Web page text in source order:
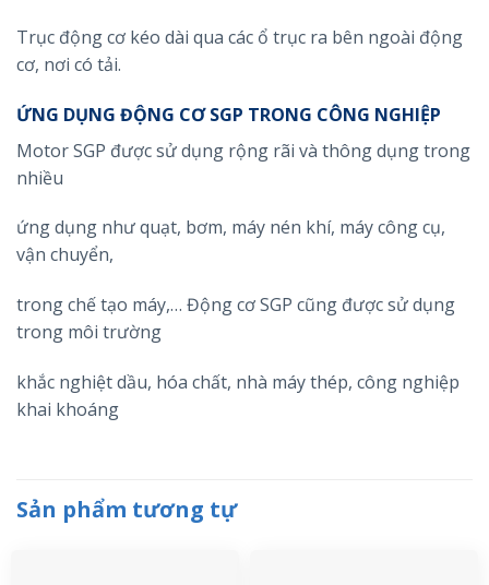
Trục động cơ kéo dài qua các ổ trục ra bên ngoài động
cơ, nơi có tải.
ỨNG DỤNG ĐỘNG CƠ SGP TRONG CÔNG NGHIỆP
Motor SGP được sử dụng rộng rãi và thông dụng trong
nhiều
ứng dụng như quạt, bơm, máy nén khí, máy công cụ,
vận chuyển,
trong chế tạo máy,… Động cơ SGP cũng được sử dụng
trong môi trường
khắc nghiệt dầu, hóa chất, nhà máy thép, công nghiệp
khai khoáng
Sản phẩm tương tự